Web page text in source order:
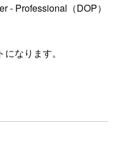
- Professional（DOP）
なります。